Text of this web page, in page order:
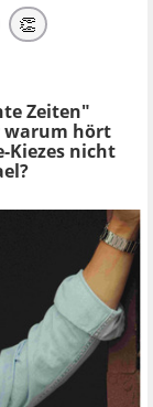
👏
Zeiten"
warum hört
Kiezes nicht